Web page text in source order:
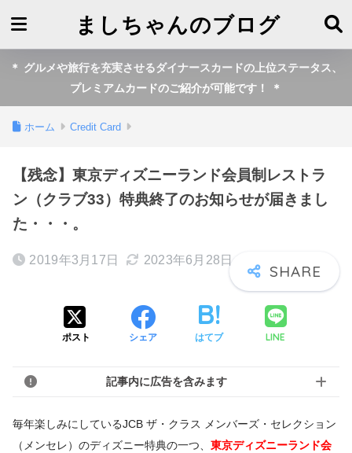
ましちゃんのブログ
＊ グルメや旅行を充実させるダイナースカードの上位ステータス、
プレミアムカードのご紹介が可能です！ ＊
ホーム Credit Card
【残念】東京ディズニーランド会員制レストラ
ン（クラブ33）特典終了のお知らせが届きまし
た・・・。
2019年3月17日 2023年6月28日
ポスト シェア はてブ LINE
記事内に広告を含みます
毎年楽しみにしているJCB ザ・クラス メンバーズ・セレクション
（メンセレ）のディズニー特典の一つ、 東京ディズニーランド会